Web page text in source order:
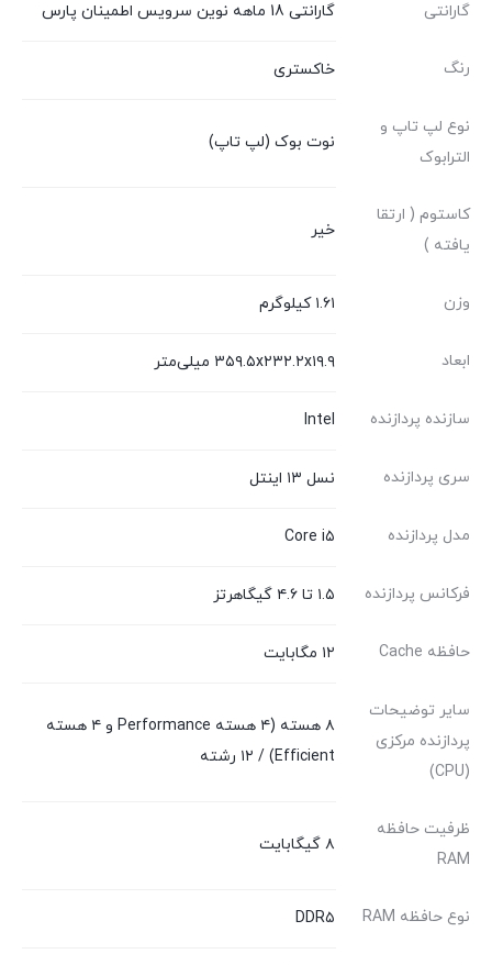
گارانتی گارانتی 18 ماهه نوین سرویس اطمینان پارس
رنگ خاکستری
نوع لپ تاپ و
الترابوک
نوت بوک (لپ تاپ)
کاستوم ( ارتقا
یافته )
خیر
وزن ۱.۶۱ کیلوگرم
ابعاد ۳۵۹.۵x۲۳۲.۲x۱۹.۹ میلی‌متر
سازنده پردازنده Intel
سری پردازنده نسل ۱۳ اینتل
مدل پردازنده Core i۵
فرکانس پردازنده ۱.۵ تا ۴.۶ گیگاهرتز
حافظه Cache ۱۲ مگابایت
سایر توضیحات
پردازنده مرکزی
(CPU)
۸ هسته (۴ هسته Performance و ۴ هسته
Efficient) / ۱۲ رشته
ظرفیت حافظه
RAM
۸ گیگابایت
نوع حافظه RAM DDR۵